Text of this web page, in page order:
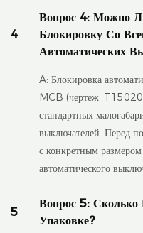
4
Вопрос 4: Можно
Блокировку Со
Автоматических
A: Блокировка
MCB (чертеж:
стандартных
выключателей. Перед
с конкретным
автоматического
5
Вопрос 5:
Упаковке?